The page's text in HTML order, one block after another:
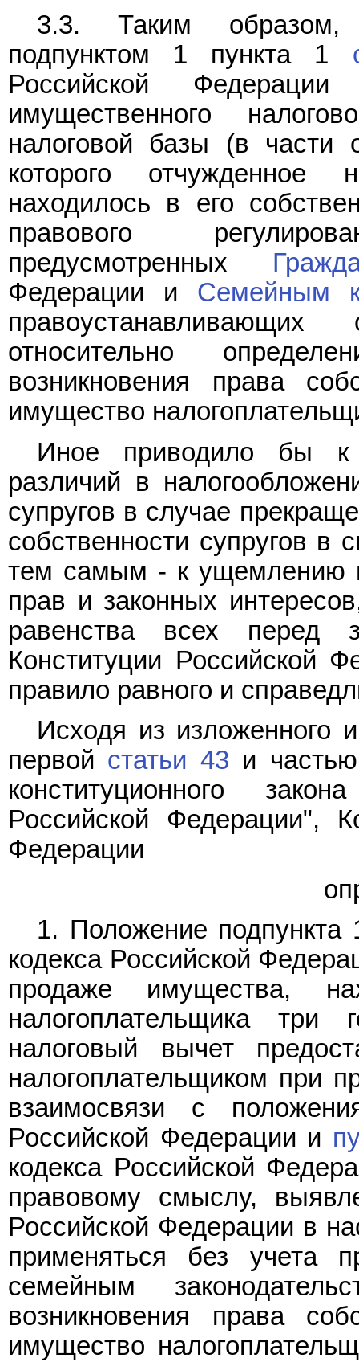
3.3. Таким образом,
подпунктом 1 пункта 1
Российской
имущественного
налоговой базы (в части
которого отчужденное
находилось в его
правового
предусмотренных
Федерации и Семейным
относительно
возникновения права
имущество
Иное приводило бы к
различий в
супругов в случае
собственности супругов в
тем самым - к ущемлению
прав и законных
равенства всех перед
Конституции Российской
правило равного и
Исходя из изложенного
первой статьи 43 и
конституционного
Российской Федерации",
Федерации
1. Положение подпункта
кодекса Российской
продаже имущества,
налогоплательщика
налоговый вычет
налогоплательщиком при
взаимосвязи с
Российской Федерации и
кодекса Российской
правовому смыслу,
Российской Федерации в
применяться без учета
семейным
возникновения права
имущество